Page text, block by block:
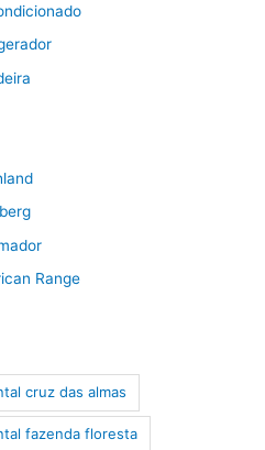
Range
cruz das almas
fazenda floresta